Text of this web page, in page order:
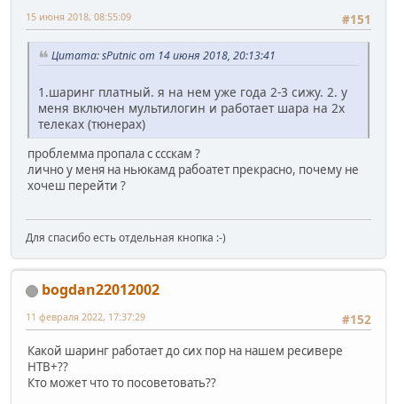
#151
15 июня 2018, 08:55:09
Цитата: sPutnic от 14 июня 2018, 20:13:41
1.шаринг платный. я на нем уже года 2-3 сижу. 2. у
меня включен мультилогин и работает шара на 2х
телеках (тюнерах)
проблемма пропала с ссскам ?
лично у меня на ньюкамд рабоатет прекрасно, почему не
хочеш перейти ?
Для спасибо есть отдельная кнопка :-)
bogdan22012002
#152
11 февраля 2022, 17:37:29
Какой шаринг работает до сих пор на нашем ресивере
НТВ+??
Кто может что то посоветовать??